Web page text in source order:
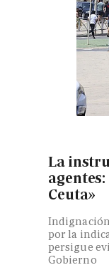
La
Ceuta»
por la
persigue
Gobierno